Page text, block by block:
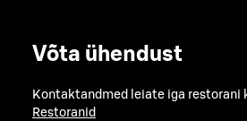
Võta ühendust
Kontaktandmed leiate iga restorani
Restoranid